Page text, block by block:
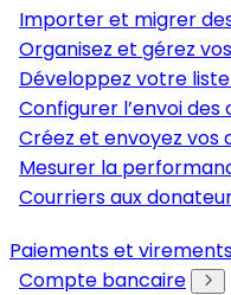
Importer et migrer
Organisez et gérez
Développez votre
Configurer l’envoi des
Créez et envoyez vos
Mesurer la
Courriers aux
Paiements et
Compte bancaire